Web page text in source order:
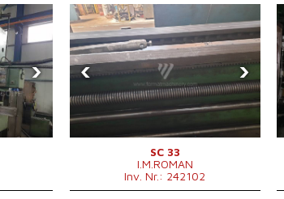
› ‹ ›
SC 33
I.M.ROMAN
Inv. Nr.: 242102